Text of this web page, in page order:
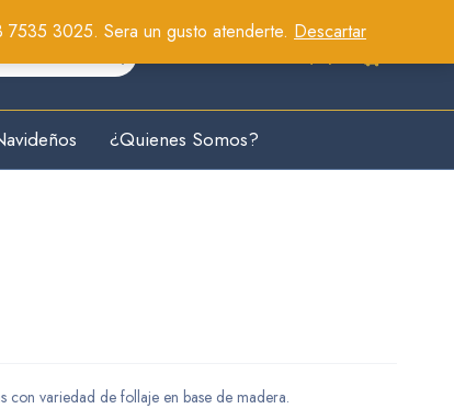
3025. Sera un gusto atenderte. Descartar
¿Quienes Somos?
con variedad de follaje en base de madera.